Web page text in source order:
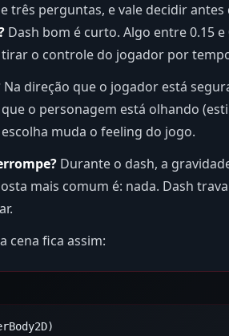
três perguntas, e vale decidir
Dash bom é curto. Algo entre 0.15
tirar o controle do jogador por
Na direção que o jogador está
o personagem está olhando
muda o feeling do jogo.
Durante o dash, a
mais comum é: nada. Dash
cena fica assim: